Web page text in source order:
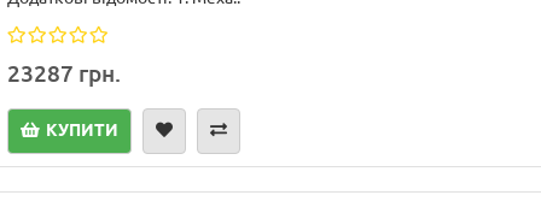
23287 грн.
КУПИТИ